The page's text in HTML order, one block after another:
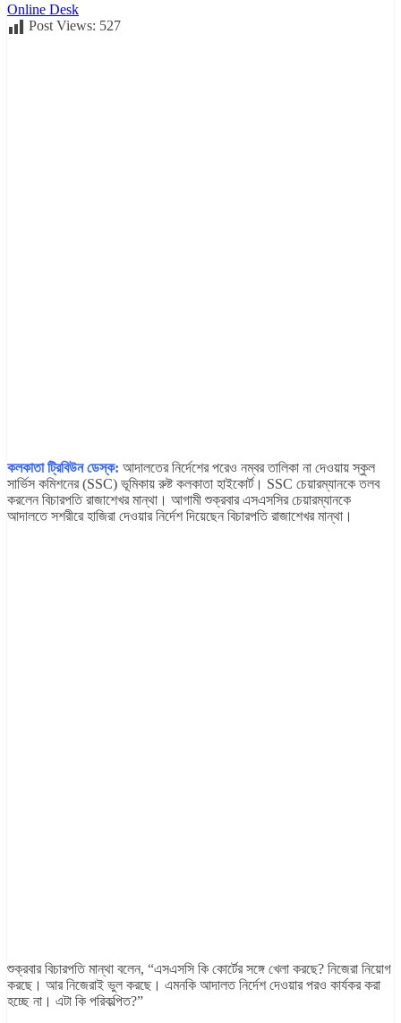
Online Desk
Post Views: 527
কলকাতা ট্রিবিউন ডেস্ক: আদালতের নির্দেশের পরেও নম্বর তালিকা না দেওয়ায় স্কুল
সার্ভিস কমিশনের (SSC) ভূমিকায় রুষ্ট কলকাতা হাইকোর্ট। SSC চেয়ারম্যানকে তলব
করলেন বিচারপতি রাজাশেখর মান্থা। আগামী শুক্রবার এসএসসির চেয়ারম্যানকে
আদালতে সশরীরে হাজিরা দেওয়ার নির্দেশ দিয়েছেন বিচারপতি রাজাশেখর মান্থা।
শুক্রবার বিচারপতি মান্থা বলেন, “এসএসসি কি কোর্টের সঙ্গে খেলা করছে? নিজেরা নিয়োগ
করছে। আর নিজেরাই ভুল করছে। এমনকি আদালত নির্দেশ দেওয়ার পরও কার্যকর করা
হচ্ছে না। এটা কি পরিকল্পিত?”